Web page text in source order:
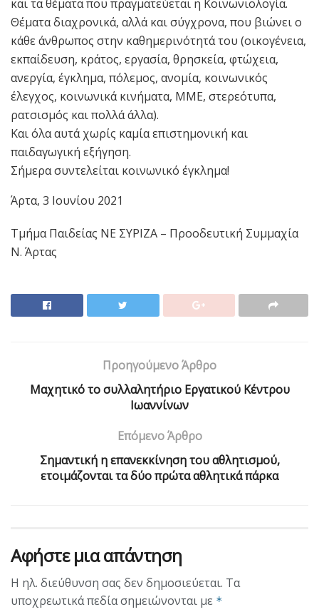
και τα θέματα που πραγματεύεται η Κοινωνιολογία.
Θέματα διαχρονικά, αλλά και σύγχρονα, που βιώνει ο
κάθε άνθρωπος στην καθημερινότητά του (οικογένεια,
εκπαίδευση, κράτος, εργασία, θρησκεία, φτώχεια,
ανεργία, έγκλημα, πόλεμος, ανομία, κοινωνικός
έλεγχος, κοινωνικά κινήματα, ΜΜΕ, στερεότυπα,
ρατσισμός και πολλά άλλα).
Και όλα αυτά χωρίς καμία επιστημονική και
παιδαγωγική εξήγηση.
Σήμερα συντελείται κοινωνικό έγκλημα!
Άρτα, 3 Ιουνίου 2021
Τμήμα Παιδείας ΝΕ ΣΥΡΙΖΑ – Προοδευτική Συμμαχία
Ν. Άρτας
Προηγούμενο Άρθρο
Mαχητικό το συλλαλητήριο Εργατικού Κέντρου
Ιωαννίνων
Επόμενο Άρθρο
Σημαντική η επανεκκίνηση του αθλητισμού,
ετοιμάζονται τα δύο πρώτα αθλητικά πάρκα
Αφήστε μια απάντηση
Η ηλ. διεύθυνση σας δεν δημοσιεύεται. Τα
υποχρεωτικά πεδία σημειώνονται με *